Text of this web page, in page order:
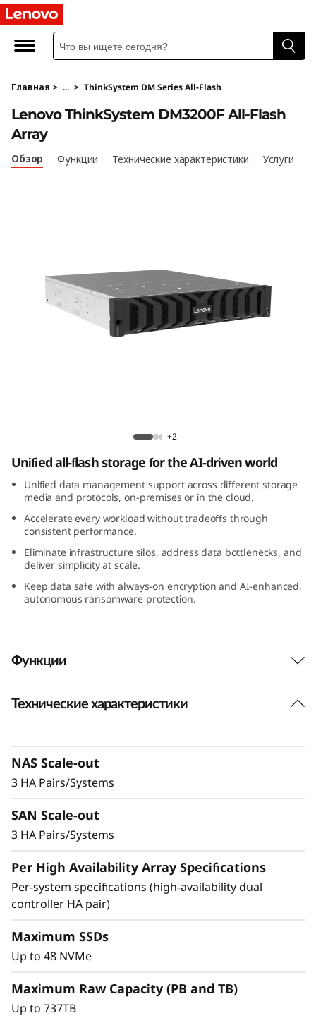
T
h
n
k
S
0
A
F
h
A
a
y
Главная > ... > ThinkSystem DM Series All-Flash
Lenovo ThinkSystem DM3200F All-Flash
Array
Обзор Функции Технические характеристики Услуги
+2
Unified all-flash storage for the AI-driven world
Unified data management support across different storage
media and protocols, on-premises or in the cloud.
Accelerate every workload without tradeoffs through
consistent performance.
Eliminate infrastructure silos, address data bottlenecks, and
deliver simplicity at scale.
Keep data safe with always-on encryption and AI-enhanced,
autonomous ransomware protection.
Функции
Мощная
защита данных без
компромиссовощная
производительность и
компромиссов
Идеально для малых бизнесов или
департаментов крупных организаций. Модель
DM3200F работает на 23 % быстрее в
сравнении с системой предыдущего поколения
и предлагает корпоративный уровень
стоимости и функциональности базовой
системы хранения на основе флеш-памяти.
Технические характеристики
NAS Scale-out
3 HA Pairs/Systems
SAN Scale-out
3 HA Pairs/Systems
Per High Availability Array Specifications
Per-system specifications (high-availability dual
controller HA pair)
Maximum SSDs
Up to 48 NVMe
Maximum Raw Capacity (PB and TB)
Up to 737TB